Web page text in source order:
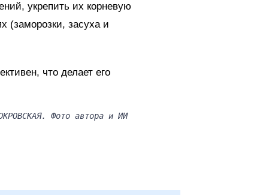
укрепить их корневую
(заморозки, засуха и
что делает его
Фото автора и ИИ